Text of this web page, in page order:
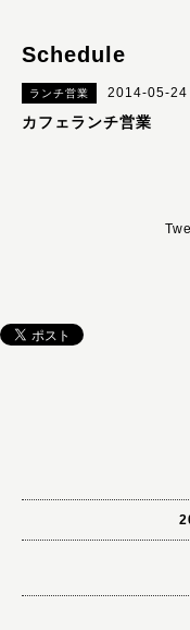
Schedule
ランチ営業 2014-05-
カフェランチ営業